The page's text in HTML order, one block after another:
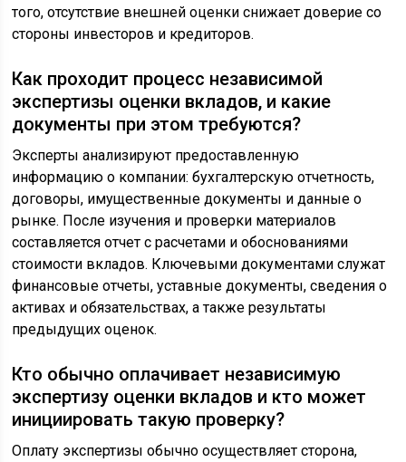
того, отсутствие внешней оценки снижает доверие со
стороны инвесторов и кредиторов.
Как проходит процесс независимой
экспертизы оценки вкладов, и какие
документы при этом требуются?
Эксперты анализируют предоставленную
информацию о компании: бухгалтерскую отчетность,
договоры, имущественные документы и данные о
рынке. После изучения и проверки материалов
составляется отчет с расчетами и обоснованиями
стоимости вкладов. Ключевыми документами служат
финансовые отчеты, уставные документы, сведения о
активах и обязательствах, а также результаты
предыдущих оценок.
Кто обычно оплачивает независимую
экспертизу оценки вкладов и кто может
инициировать такую проверку?
Оплату экспертизы обычно осуществляет сторона,